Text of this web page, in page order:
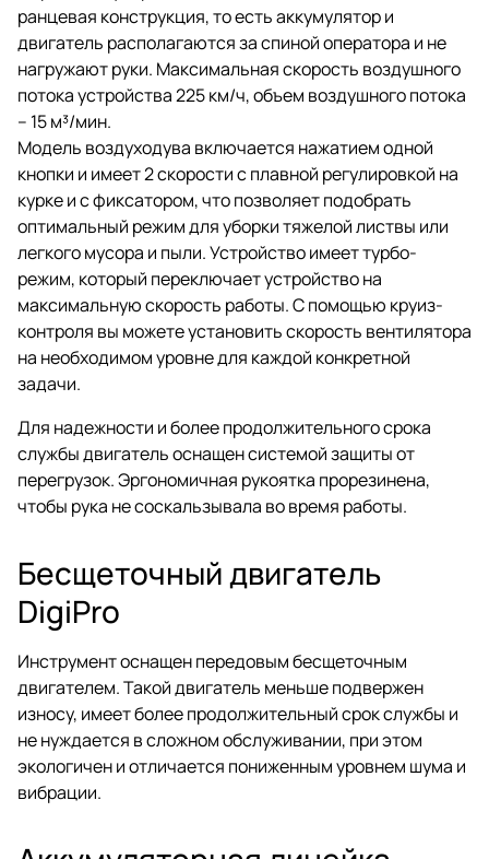
ранцевая конструкция, то есть аккумулятор и
двигатель располагаются за спиной оператора и не
нагружают руки. Максимальная скорость воздушного
потока устройства 225 км/ч, объем воздушного потока
– 15 м³/мин.
Модель воздуходува включается нажатием одной
кнопки и имеет 2 скорости с плавной регулировкой на
курке и с фиксатором, что позволяет подобрать
оптимальный режим для уборки тяжелой листвы или
легкого мусора и пыли. Устройство имеет турбо-
режим, который переключает устройство на
максимальную скорость работы. С помощью круиз-
контроля вы можете установить скорость вентилятора
на необходимом уровне для каждой конкретной
задачи.
Для надежности и более продолжительного срока
службы двигатель оснащен системой защиты от
перегрузок. Эргономичная рукоятка прорезинена,
чтобы рука не соскальзывала во время работы.
Бесщеточный двигатель
DigiPro
Инструмент оснащен передовым бесщеточным
двигателем. Такой двигатель меньше подвержен
износу, имеет более продолжительный срок службы и
не нуждается в сложном обслуживании, при этом
экологичен и отличается пониженным уровнем шума и
вибрации.